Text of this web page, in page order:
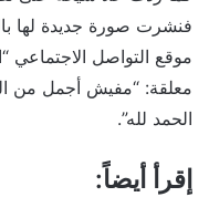
فنشرت صورة جديدة لها
موقع التواصل الاجتماعي
معلقة: “مفيش أجمل من
الحمد لله”.
إقرأ أيضاً: